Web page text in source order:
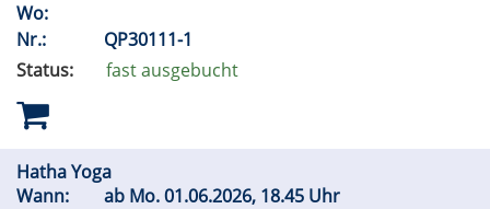
Wo:
Nr.:
QP30111-1
Status:
fast ausgebucht
Hatha Yoga
Wann:
ab Mo.01.06.2026, 18.45 Uhr